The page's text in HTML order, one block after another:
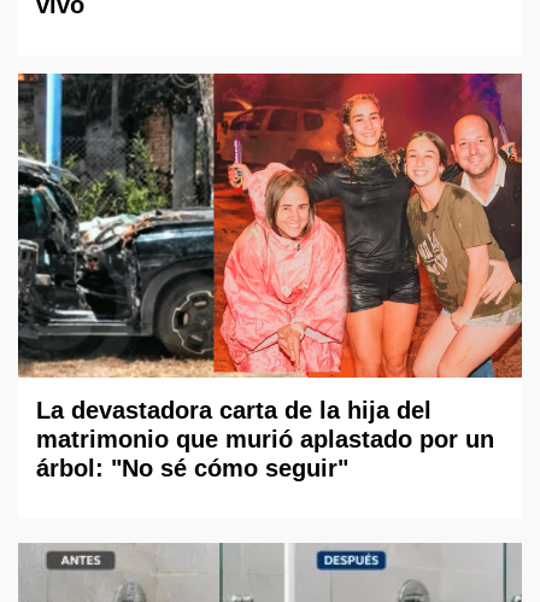
La devastadora carta de la hija del
matrimonio que murió aplastado por un
árbol: "No sé cómo seguir"